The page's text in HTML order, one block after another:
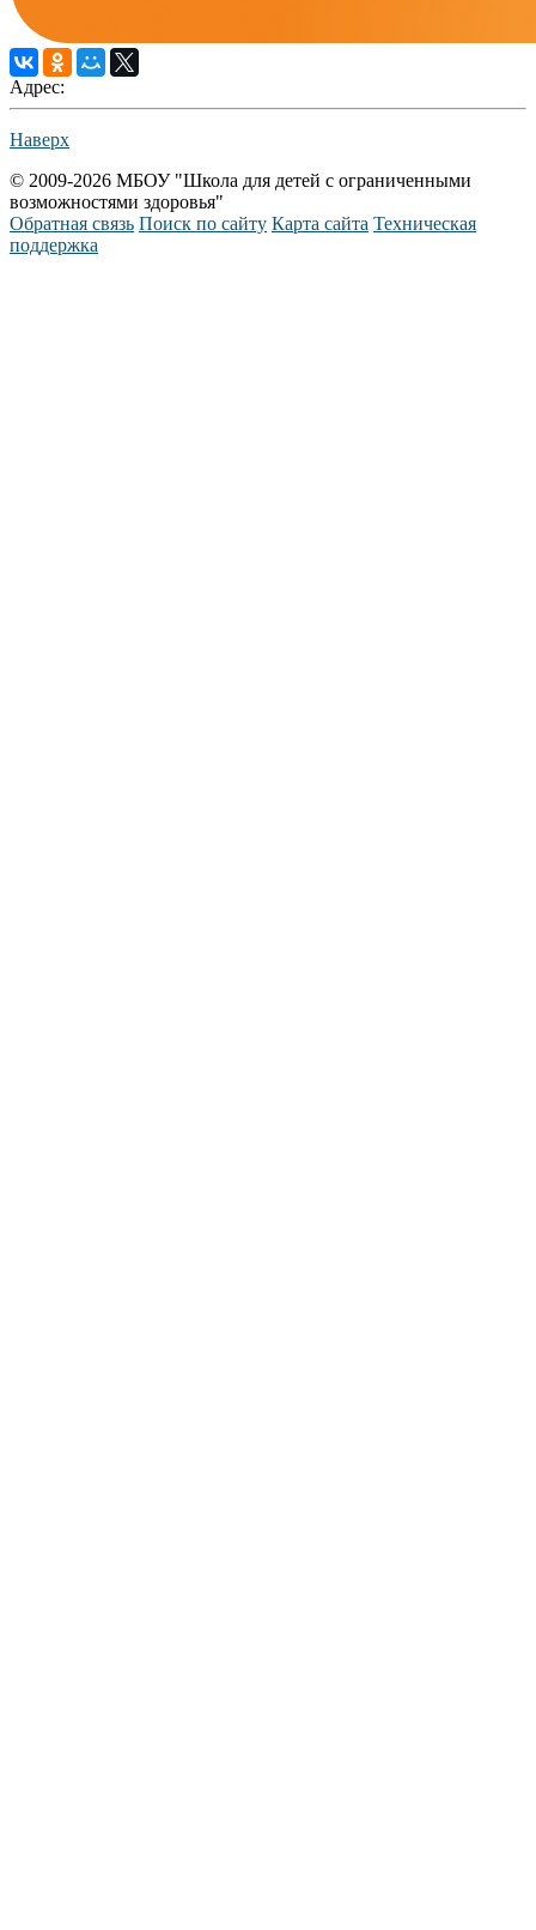
Адрес:
Наверх
© 2009-2026 МБОУ "Школа для детей с ограниченными
возможностями здоровья"
Обратная связь Поиск по сайту Карта сайта Техническая
поддержка